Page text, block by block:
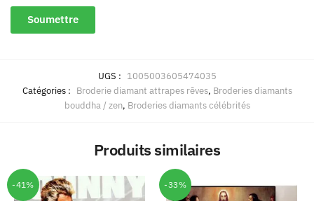
UGS : 1005003605474035
Catégories : Broderie diamant attrapes rêves, Broderies diamants
bouddha / zen, Broderies diamants célébrités
Produits similaires
-41% -33%